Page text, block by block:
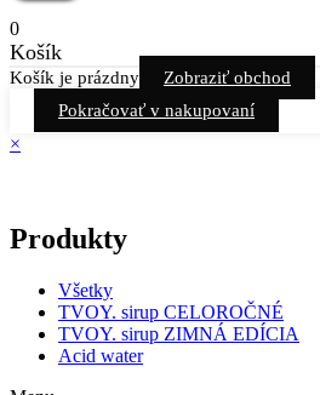
0
Košík
Košík je prázdny
Zobraziť obchod
Pokračovať v nakupovaní
×
Produkty
Všetky
TVOY. sirup CELOROČNÉ
TVOY. sirup ZIMNÁ EDÍCIA
Acid water